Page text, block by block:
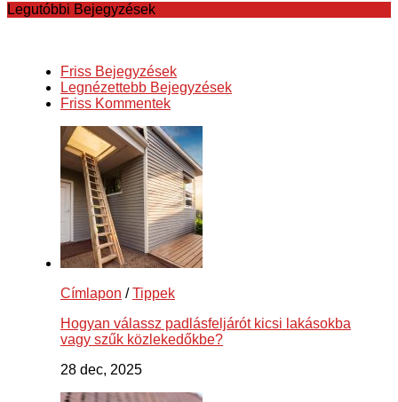
Legutóbbi Bejegyzések
Friss Bejegyzések
Legnézettebb Bejegyzések
Friss Kommentek
Címlapon /Tippek
Hogyan válassz padlásfeljárót kicsi lakásokba
vagy szűk közlekedőkbe?
28 dec, 2025